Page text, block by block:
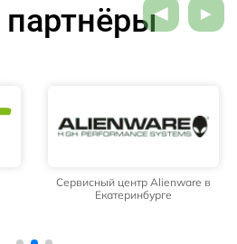
Сервисный центр Alienware в
Екатеринбурге